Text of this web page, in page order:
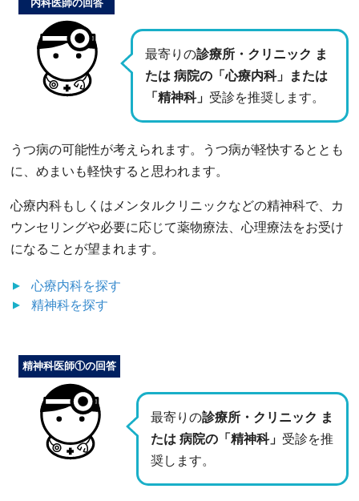
最寄りの診療所・クリニック ま
たは 病院の「心療内科」または
「精神科」 受診を推奨します。
内科医師の回答
うつ病の可能性が考えられます。うつ病が軽快するととも
に、めまいも軽快すると思われます。
心療内科もしくはメンタルクリニックなどの精神科で、カ
ウンセリングや必要に応じて薬物療法、心理療法をお受け
になることが望まれます。
心療内科を探す
精神科を探す
最寄りの診療所・クリニック ま
たは 病院の「精神科」 受診を推
奨します。
精神科医師①の回答